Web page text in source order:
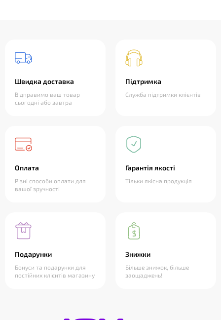
Швидка доставка
Відправимо ваш товар
сьогодні або завтра
Підтримка
Служба підтримки клієнтів
Оплата
Різні способи оплати для
вашої зручності
Гарантія якості
Тільки якісна продукція
Подарунки
Бонуси та подарунки для
постійних клієнтів магазину
Знижки
Більше знижок, більше
заощаджень!